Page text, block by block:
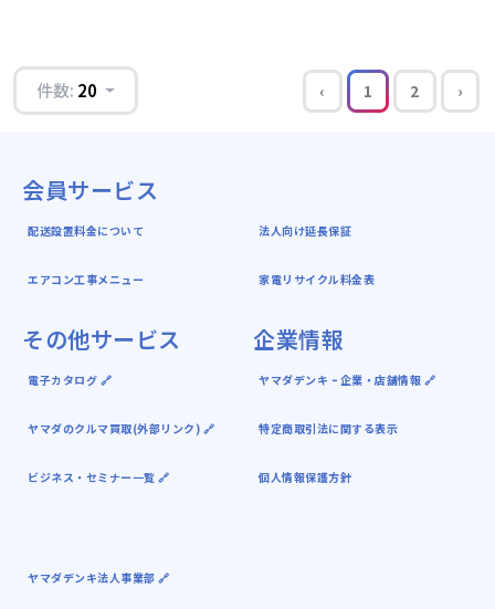
件数: 20 ‹ 1 2 ›
会員サービス
配送設置料金について
エアコン工事メニュー
法人向け延長保証
家電リサイクル料金表
その他サービス
電子カタログ 🔗
ヤマダのクルマ買取(外部リンク) 🔗
ビジネス・セミナー一覧 🔗
企業情報
ヤマダデンキ ｰ 企業・店舗情報 🔗
特定商取引法に関する表示
個人情報保護方針
ヤマダデンキ法人事業部 🔗